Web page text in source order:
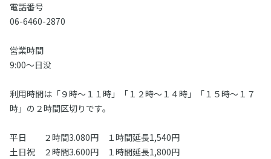
電話番号
06-6460-2870
営業時間
9:00～日没
利用時間は「９時～１１時」「１２時～１４時」「１５時～１７
時」の２時間区切りです。
平日 ２時間3.080円 １時間延長1,540円
土日祝 ２時間3.600円 １時間延長1,800円